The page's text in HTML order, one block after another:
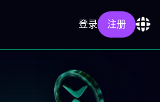
登录 注册